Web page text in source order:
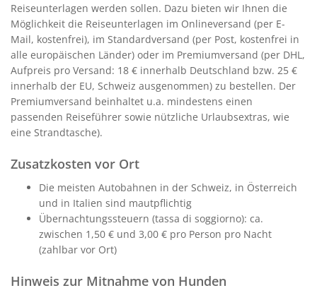
Reiseunterlagen werden sollen. Dazu bieten wir Ihnen die
Möglichkeit die Reiseunterlagen im Onlineversand (per E-
Mail, kostenfrei), im Standardversand (per Post, kostenfrei in
alle europäischen Länder) oder im Premiumversand (per DHL,
Aufpreis pro Versand: 18 € innerhalb Deutschland bzw. 25 €
innerhalb der EU, Schweiz ausgenommen) zu bestellen. Der
Premiumversand beinhaltet u.a. mindestens einen
passenden Reiseführer sowie nützliche Urlaubsextras, wie
eine Strandtasche).
Zusatzkosten vor Ort
Die meisten Autobahnen in der Schweiz, in Österreich
und in Italien sind mautpflichtig
Übernachtungssteuern (tassa di soggiorno): ca.
zwischen 1,50 € und 3,00 € pro Person pro Nacht
(zahlbar vor Ort)
Hinweis zur Mitnahme von Hunden